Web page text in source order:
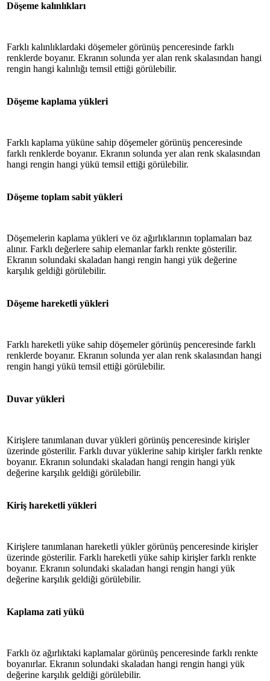
Döşeme kalınlıkları
Farklı kalınlıklardaki döşemeler görünüş penceresinde farklı
renklerde boyanır. Ekranın solunda yer alan renk skalasından hangi
rengin hangi kalınlığı temsil ettiği görülebilir.
Döşeme kaplama yükleri
Farklı kaplama yüküne sahip döşemeler görünüş penceresinde
farklı renklerde boyanır. Ekranın solunda yer alan renk skalasından
hangi rengin hangi yükü temsil ettiği görülebilir.
Döşeme toplam sabit yükleri
Döşemelerin kaplama yükleri ve öz ağırlıklarının toplamaları baz
alınır. Farklı değerlere sahip elemanlar farklı renkte gösterilir.
Ekranın solundaki skaladan hangi rengin hangi yük değerine
karşılık geldiği görülebilir.
Döşeme hareketli yükleri
Farklı hareketli yüke sahip döşemeler görünüş penceresinde farklı
renklerde boyanır. Ekranın solunda yer alan renk skalasından hangi
rengin hangi yükü temsil ettiği görülebilir.
Duvar yükleri
Kirişlere tanımlanan duvar yükleri görünüş penceresinde kirişler
üzerinde gösterilir. Farklı duvar yüklerine sahip kirişler farklı renkte
boyanır. Ekranın solundaki skaladan hangi rengin hangi yük
değerine karşılık geldiği görülebilir.
Kiriş hareketli yükleri
Kirişlere tanımlanan hareketli yükler görünüş penceresinde kirişler
üzerinde gösterilir. Farklı hareketli yüke sahip kirişler farklı renkte
boyanır. Ekranın solundaki skaladan hangi rengin hangi yük
değerine karşılık geldiği görülebilir.
Kaplama zati yükü
Farklı öz ağırlıktaki kaplamalar görünüş penceresinde farklı renkte
boyanırlar. Ekranın solundaki skaladan hangi rengin hangi yük
değerine karşılık geldiği görülebilir.